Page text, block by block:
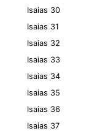
Isaias 30
Isaias 31
Isaias 32
Isaias 33
Isaias 34
Isaias 35
Isaias 36
Isaias 37